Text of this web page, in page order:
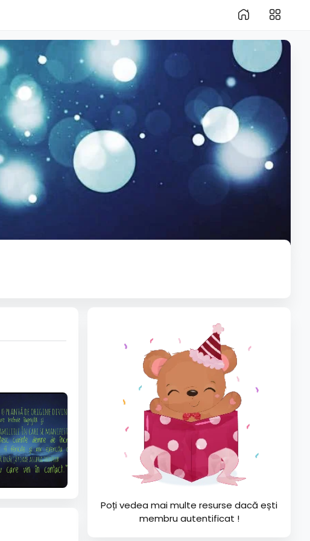
Poți vedea mai multe resurse dacă ești
membru autentificat !